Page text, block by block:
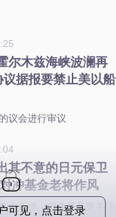
尔木兹海峡波澜再
据报要禁止美以船
议会进行审议
其不意的日元保卫
冲基金老将作风
点反弹，但交易员更关注
可见，点击登录